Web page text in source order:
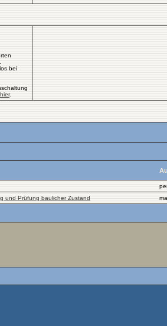
bei
hier.
und Prüfung baulicher Zustand